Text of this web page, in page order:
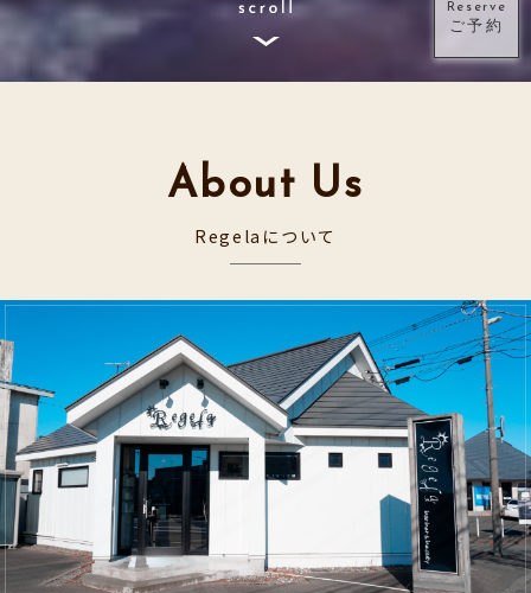
Reserve
ご予約
About Us
Regelaについて